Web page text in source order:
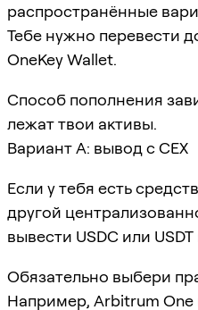
распространённые
Тебе нужно перевести
OneKey Wallet.
Способ пополнения
лежат твои активы.
Вариант A: вывод с CEX
Если у тебя есть
другой
вывести USDC или
Обязательно выбери
Например, Arbitrum